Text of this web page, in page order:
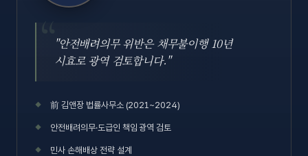
"안전배려의무 위반은 채무불이행 10년
시효로 광역 검토합니다."
前 김앤장 법률사무소 (2021~2024)
안전배려의무·도급인 책임 광역 검토
민사 손해배상 전략 설계